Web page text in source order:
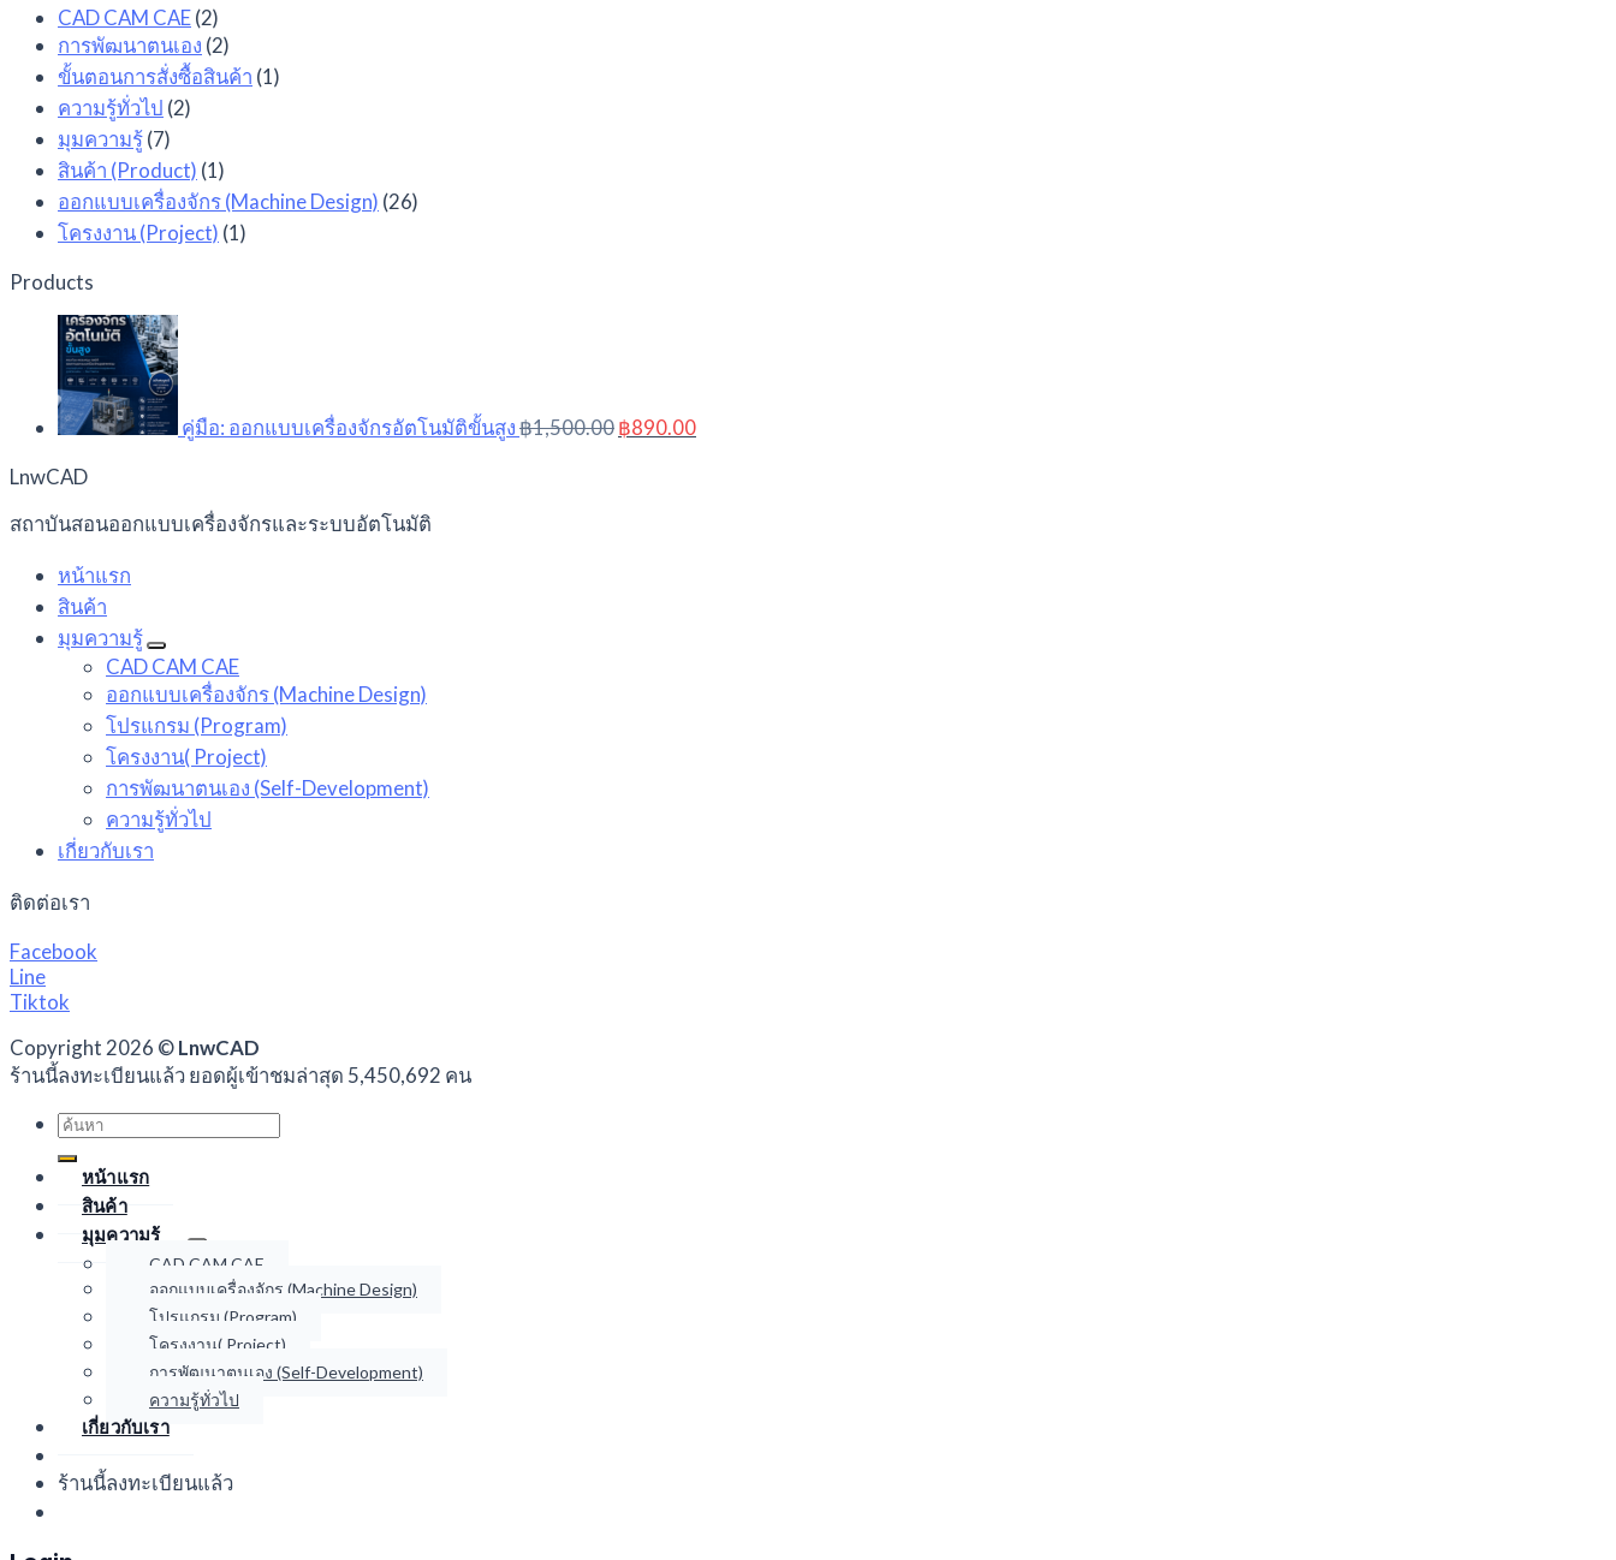
CAD CAM CAE(2)
การพัฒนาตนเอง (2)
ขั้นตอนการสั่งซื้อสินค้า (1)
ความรู้ทั่วไป (2)
มุมความรู้(7)
สินค้า (Product) (1)
ออกแบบเครื่องจักร (Machine Design) (26)
โครงงาน (Project) (1)
Products
คู่มือ: ออกแบบเครื่องจักรอัตโนมัติขั้นสูง฿1,500.00฿890.00
LnwCAD
สถาบันสอนออกแบบเครื่องจักรและระบบอัตโนมัติ
หน้าแรก
สินค้า
มุมความรู้
CAD CAM CAE
ออกแบบเครื่องจักร (Machine Design)
โปรแกรม (Program)
โครงงาน( Project)
การพัฒนาตนเอง (Self-Development)
ความรู้ทั่วไป
เกี่ยวกับเรา
ติดต่อเรา
Facebook
Line
Tiktok
Copyright 2026 ©LnwCAD
ร้านนี้ลงทะเบียนแล้ว ยอดผู้เข้าชมล่าสุด 5,450,692 คน
Search
หน้าแรก
สินค้า
มุมความรู้
CAD CAM CAE
ออกแบบเครื่องจักร (Machine Design)
โปรแกรม (Program)
โครงงาน( Project)
การพัฒนาตนเอง (Self-Development)
ความรู้ทั่วไป
เกี่ยวกับเรา
ร้านนี้ลงทะเบียนแล้ว